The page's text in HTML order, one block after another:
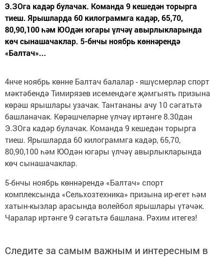
Э.ЗОга кадәр булачак. Команда 9 кешедән торырга
тиеш. Ярышларда 60 килограммга кадәр, 65,70,
80,90,100 һәм ЮОдән югары үлчәү авырлыкларында
көч сынашачаклар. 5-бнчы ноябрь көннәрендә
«Балтач»...
4нче ноябрь көнне Балтач балалар - яшүсмерләр спорт
мәктәбендә Тимирязев исемендәге җәмгыять призына
көрәш ярышлары узачак. Тантананы ачу 10 сәгатьтә
башланачак. Көрәшче­ләрне үлчәү иртәнге 8.30дан
Э.ЗОга кадәр булачак. Команда 9 кешедән торырга
тиеш. Ярышларда 60 килограммга кадәр, 65,70,
80,90,100 һәм ЮОдән югары үлчәү авырлыкларында
көч сынашачаклар.
5-бнчы ноябрь көннәрендә «Балтач» спорт
комплексында «Сельхозтехника» призына ир-егет һәм
хатын-кызлар арасында волейбол ярышлары үтәчәк.
Чаралар иртәнге 9 сәгатьтә башлана. Рәхим итегез!
Следите за самым важным и интересным в